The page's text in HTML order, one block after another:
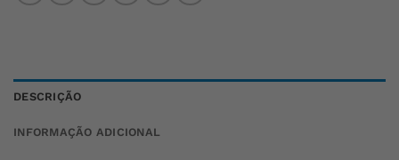
DESCRIÇÃO
INFORMAÇÃO ADICIONAL